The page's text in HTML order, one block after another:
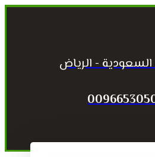
السعودية - الرياض